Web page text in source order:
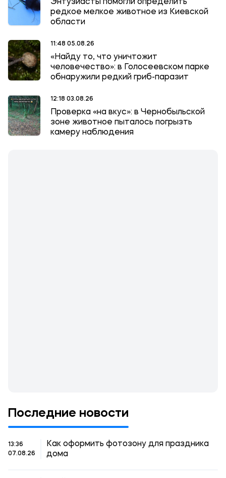
Энтузиасты помогли определить
редкое мелкое животное из Киевской
области
11:48 05.08.26
«Найду то, что уничтожит
человечество»: в Голосеевском парке
обнаружили редкий гриб-паразит
12:18 03.08.26
Проверка «на вкус»: в Чернобыльской
зоне животное пыталось погрызть
камеру наблюдения
Последние новости
13:36
07.08.26
Как оформить фотозону для праздника
дома